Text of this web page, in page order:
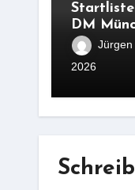
Startliste
DM
2026